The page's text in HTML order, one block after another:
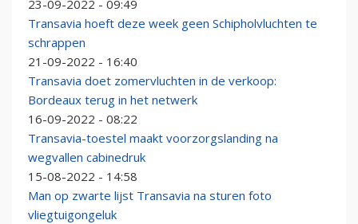
23-09-2022 - 09:49
Transavia hoeft deze week geen Schipholvluchten te
schrappen
21-09-2022 - 16:40
Transavia doet zomervluchten in de verkoop:
Bordeaux terug in het netwerk
16-09-2022 - 08:22
Transavia-toestel maakt voorzorgslanding na
wegvallen cabinedruk
15-08-2022 - 14:58
Man op zwarte lijst Transavia na sturen foto
vliegtuigongeluk